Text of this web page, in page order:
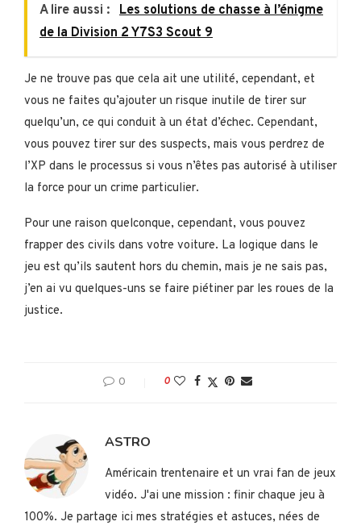
A lire aussi :
Les solutions de chasse à l’énigme
de la Division 2 Y7S3 Scout 9
Je ne trouve pas que cela ait une utilité, cependant, et
vous ne faites qu’ajouter un risque inutile de tirer sur
quelqu’un, ce qui conduit à un état d’échec. Cependant,
vous pouvez tirer sur des suspects, mais vous perdrez de
l’XP dans le processus si vous n’êtes pas autorisé à utiliser
la force pour un crime particulier.
Pour une raison quelconque, cependant, vous pouvez
frapper des civils dans votre voiture. La logique dans le
jeu est qu’ils sautent hors du chemin, mais je ne sais pas,
j’en ai vu quelques-uns se faire piétiner par les roues de la
justice.
0 0
ASTRO
Américain trentenaire et un vrai fan de jeux
vidéo. J'ai une mission : finir chaque jeu à
100%. Je partage ici mes stratégies et astuces, nées de